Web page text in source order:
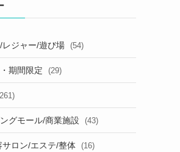
レジャー/遊び場 (54)
期間限定 (29)
グモール/商業施設 (43)
サロン/エステ/整体 (16)